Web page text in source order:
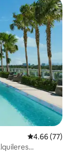
Calificación
4.66 (77)